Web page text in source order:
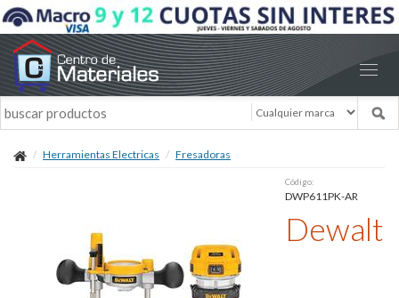
Herramientas Electricas Fresadoras
Código:
DWP611PK-AR
Dewalt